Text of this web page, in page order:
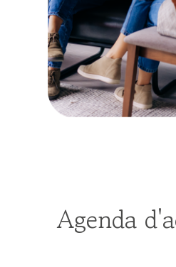
Agenda